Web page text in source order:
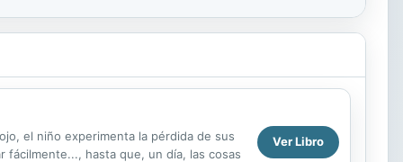
el niño experimenta la pérdida de sus
fácilmente..., hasta que, un día, las cosas
Ver Libro